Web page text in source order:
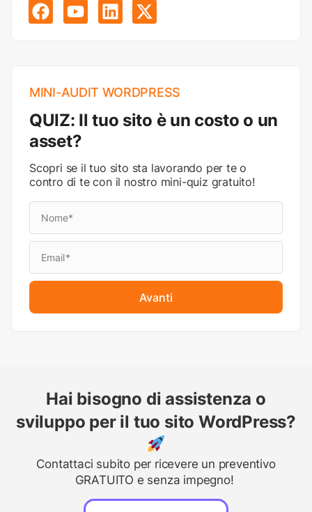
MINI-AUDIT WORDPRESS
QUIZ: Il tuo sito è un costo o un
asset?
Scopri se il tuo sito sta lavorando per te o
contro di te con il nostro mini-quiz gratuito!
Avanti
Hai bisogno di assistenza o
sviluppo per il tuo sito WordPress?
Contattaci subito per ricevere un preventivo
GRATUITO e senza impegno!